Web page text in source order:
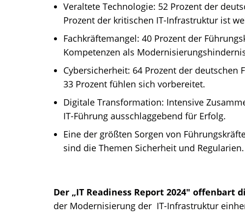
Veraltete Technologie: 52 Prozent der
Prozent der kritischen IT-Infrastruktur ist
Fachkräftemangel: 40 Prozent der
Kompetenzen als
Cybersicherheit: 64 Prozent der deutschen
33 Prozent fühlen sich vorbereitet.
Digitale Transformation: Intensive
IT-Führung ausschlaggebend für Erfolg.
Eine der größten Sorgen von
sind die Themen Sicherheit und Regularien.
Der „IT Readiness Report 2024" offenbart
der Modernisierung der IT-Infrastruktur